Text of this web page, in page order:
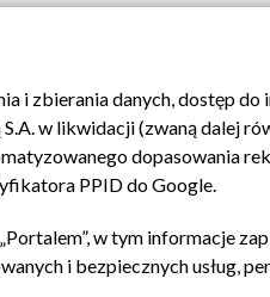
Biuro reklamy Kontakt
i zbierania danych, dostęp
w likwidacji (zwaną dalej
dopasowania
PPID do Google.
w tym informacje
i bezpiecznych usług,